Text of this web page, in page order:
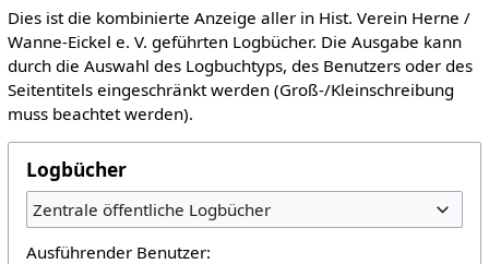
Dies ist die kombinierte Anzeige aller in Hist. Verein Herne /
Wanne-Eickel e. V. geführten Logbücher. Die Ausgabe kann
durch die Auswahl des Logbuchtyps, des Benutzers oder des
Seitentitels eingeschränkt werden (Groß-/Kleinschreibung
muss beachtet werden).
Logbücher
Zentrale öffentliche Logbücher
Ausführender Benutzer: